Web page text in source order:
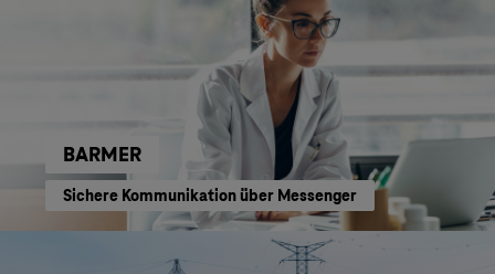
BARMER
Sichere Kommunikation über Messenger